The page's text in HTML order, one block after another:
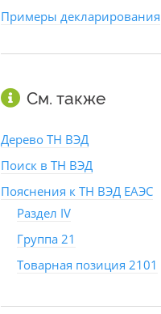
Примеры декларирования
См. также
Дерево ТН ВЭД
Поиск в ТН ВЭД
Пояснения к ТН ВЭД ЕАЭС
Раздел IV
Группа 21
Товарная позиция 2101